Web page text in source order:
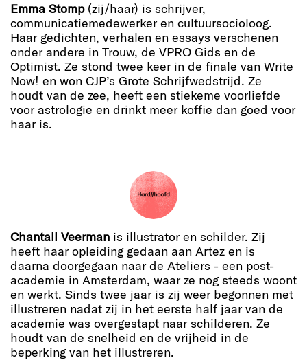
Emma Stomp(zij/haar) is schrijver,
communicatiemedewerker en cultuursocioloog.
Haar gedichten, verhalen en essays verschenen
onder andere in Trouw, de VPRO Gids en de
Optimist. Ze stond twee keer in de finale van Write
Now! en won CJP’s Grote Schrijfwedstrijd. Ze
houdt van de zee, heeft een stiekeme voorliefde
voor astrologie en drinkt meer koffie dan goed voor
haar is.
Chantall Veerman is illustrator en schilder. Zij
heeft haar opleiding gedaan aan Artez en is
daarna doorgegaan naar de Ateliers - een post-
academie in Amsterdam, waar ze nog steeds woont
en werkt. Sinds twee jaar is zij weer begonnen met
illustreren nadat zij in het eerste half jaar van de
academie was overgestapt naar schilderen. Ze
houdt van de snelheid en de vrijheid in de
beperking van het illustreren.